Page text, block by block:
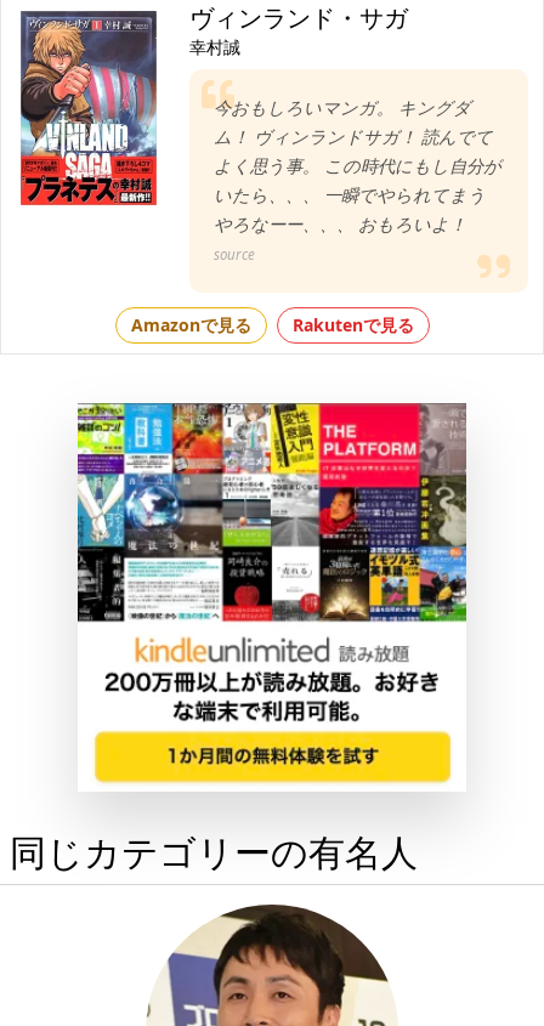
ヴィンランド・サガ
幸村誠
今おもしろいマンガ。 キングダ
ム！ ヴィンランドサガ！ 読んでて
よく思う事。 この時代にもし自分が
いたら、、、 一瞬でやられてまう
やろなーー、、、 おもろいよ！
source
Amazonで見る Rakutenで見る
同じカテゴリーの有名人